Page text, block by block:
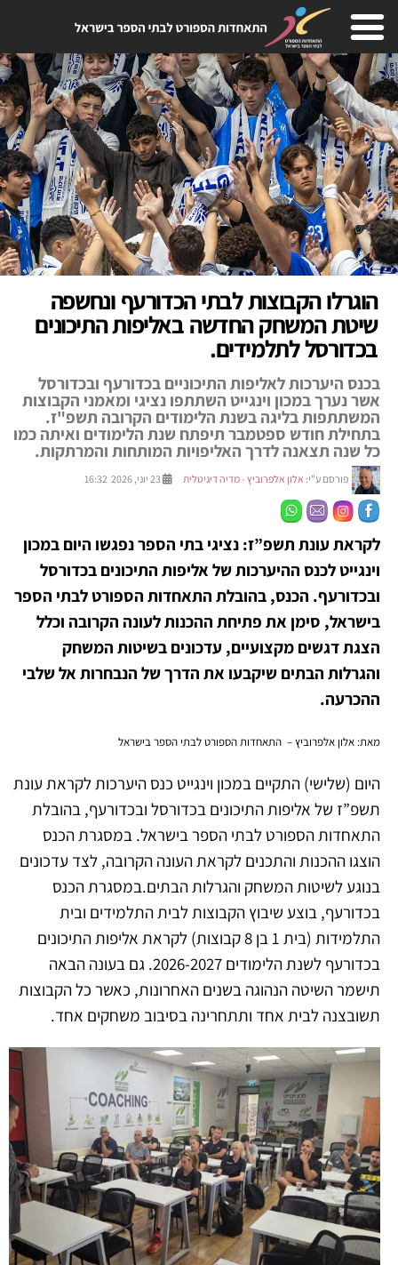
הוגרלו הקבוצות לבתי הכדורעף ונחשפה
שיטת המשחק החדשה באליפות התיכונים
בכדורסל לתלמידים.
בכנס היערכות לאליפות התיכוניים בכדורעף ובכדורסל
אשר נערך במכון וינגייט השתתפו נציגי ומאמני הקבוצות
המשתתפות בליגה בשנת הלימודים הקרובה תשפ"ז.
בתחילת חודש ספטמבר תיפתח שנת הלימודים ואיתה כמו
כל שנה תצאנה לדרך האליפויות המותחות והמרתקות.
פורסם ע"י: אלון אלפרוביץ - מדיה דיגיטלית
לקראת עונת תשפ”ז: נציגי בתי הספר נפגשו היום במכון
וינגייט לכנס ההיערכות של אליפות התיכונים בכדורסל
ובכדורעף. הכנס, בהובלת התאחדות הספורט לבתי הספר
בישראל, סימן את פתיחת ההכנות לעונה הקרובה וכלל
הצגת דגשים מקצועיים, עדכונים בשיטות המשחק
והגרלות הבתים שיקבעו את הדרך של הנבחרות אל שלבי
ההכרעה.
מאת: אלון אלפרוביץ – התאחדות הספורט לבתי הספר בישראל
היום (שלישי) התקיים במכון וינגייט כנס היערכות לקראת עונת
תשפ”ז של אליפות התיכונים בכדורסל ובכדורעף, בהובלת
התאחדות הספורט לבתי הספר בישראל. במסגרת הכנס
הוצגו ההכנות והתכנים לקראת העונה הקרובה, לצד עדכונים
בנוגע לשיטות המשחק והגרלות הבתים.במסגרת הכנס
בכדורעף, בוצע שיבוץ הקבוצות לבית התלמידים ובית
התלמידות (בית 1 בן 8 קבוצות) לקראת אליפות התיכונים
בכדורעף לשנת הלימודים 2026-2027. גם בעונה הבאה
תישמר השיטה הנהוגה בשנים האחרונות, כאשר כל הקבוצות
תשובצנה לבית אחד ותתחרינה בסיבוב משחקים אחד.